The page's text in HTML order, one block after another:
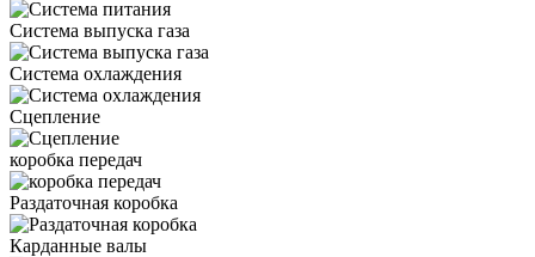
Система выпуска газа
Система охлаждения
Сцепление
коробка передач
Раздаточная коробка
Карданные валы